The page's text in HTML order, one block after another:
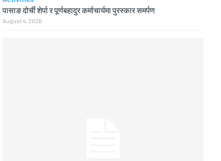
पासाङ दोर्ची शेर्पा र पूर्णबहादुर कर्माचार्यमा पुरस्कार समर्पण
August 4, 2026